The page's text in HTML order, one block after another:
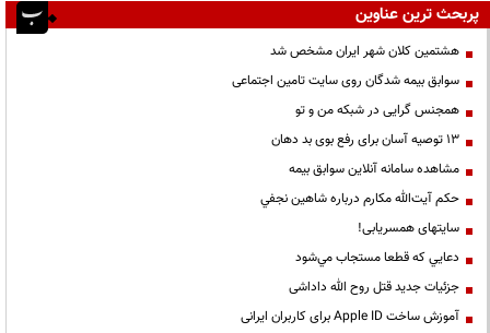
پربحث ترین عناوین
هشتمین کلان شهر ایران مشخص شد
سوابق بیمه شدگان روی سایت تامین اجتماعی
همجنس گرایی در شبکه من و تو
13 توصیه آسان برای رفع بوی بد دهان
مشاهده سامانه آنلاين سوابق بیمه
حكم آيت‌الله مكارم درباره شاهين نجفي
سایتهای همسریابی!
دعايي كه قطعا مستجاب مي‌شود
جزئیات جدید قتل روح الله داداشی
آموزش ساخت Apple ID برای کاربران ایرانی